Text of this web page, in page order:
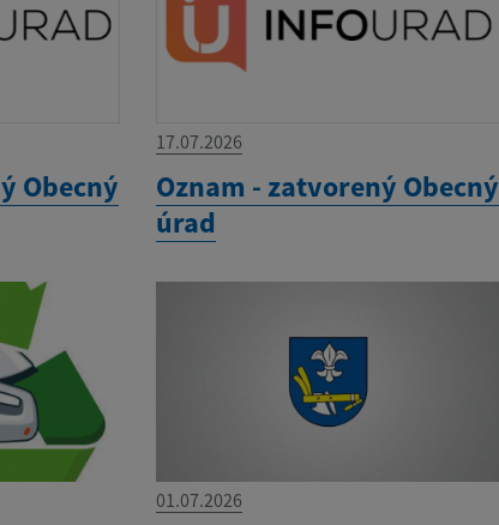
Obecný
17.07.2026
Oznam - zatvorený Obecný
úrad
01.07.2026